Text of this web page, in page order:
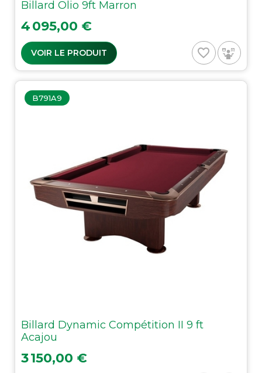
Billard Olio 9ft Marron
Prix
4 095,00 €
VOIR LE PRODUIT favorite_border
B791A9
Billard Dynamic Compétition II 9 ft
Acajou
Prix
3 150,00 €